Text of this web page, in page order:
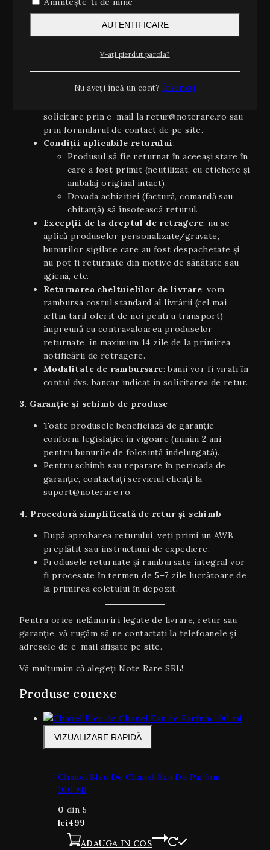
Conform OUG 34/2014 și Directivei UE 2011/83/UE
privind drepturile consumatorilor, aveți dreptul să vă
termen de 14 zile calendaristice de la data primirii
produsului.
Cum exercitați dreptul de retragere
solicitare prin e-mail la retur@noterare.ro sau
prin formularul de contact de pe site.
Condiţii aplicabile returului:
Produsul să fie returnat în aceeaşi stare în
care a fost primit (neutilizat, cu etichete și
ambalaj original intact).
Dovada achiziției (factură, comandă sau
chitanță) să însoțească returul.
Excepții de la dreptul de retragere: nu se
aplică produselor personalizate/gravate,
bunurilor sigilate care au fost despachetate și
nu pot fi returnate din motive de sănătate sau
igienă, etc.
Returnarea cheltuielilor de livrare: vom
rambursa costul standard al livrării (cel mai
ieftin tarif oferit de noi pentru transport)
împreună cu contravaloarea produselor
returnate, în maximum 14 zile de la primirea
notificării de retragere.
Modalitate de rambursare: banii vor fi virați în
contul dvs. bancar indicat în solicitarea de retur.
3. Garanție și schimb de produse
Toate produsele beneficiază de garanție
conform legislației în vigoare (minim 2 ani
pentru bunurile de folosință îndelungată).
Pentru schimb sau reparare în perioada de
garanție, contactați serviciul clienți la
suport@noterare.ro.
4. Procedură simplificată de retur și schimb
După aprobarea returului, veți primi un AWB
preplătit sau instrucțiuni de expediere.
Produsele returnate și rambursate integral vor
fi procesate în termen de 5–7 zile lucrătoare de
la primirea coletului în depozit.
Pentru orice nelămuriri legate de livrare, retur sau
garanţie, vă rugăm să ne contactați la telefoanele și
adresele de e-mail afișate pe site.
Vă mulțumim că alegeți Note Rare SRL!
Produse conexe
VIZUALIZARE RAPIDĂ
Chanel Bleu De Chanel Eau De Parfum
100 Ml
0 din 5
lei499
ADAUGA IN COS
AUTENTIFICARE
V-ați pierdut parola?
Nu aveți încă un cont? Înscrieți